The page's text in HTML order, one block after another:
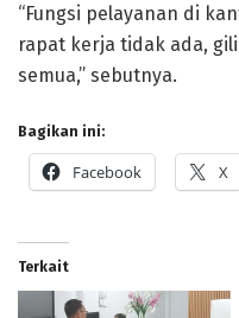
“Fungsi pelayanan di
rapat kerja tidak ada,
semua,” sebutnya.
Bagikan ini:
Facebook X
Terkait